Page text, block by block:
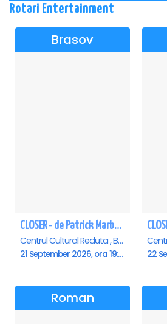
Rotari Entertainment
Brasov
CLOSER - de Patrick Marber - Premiera - Brasov
Centrul Cultural Reduta , Brasov
21 September 2026, ora 19:00
Roman